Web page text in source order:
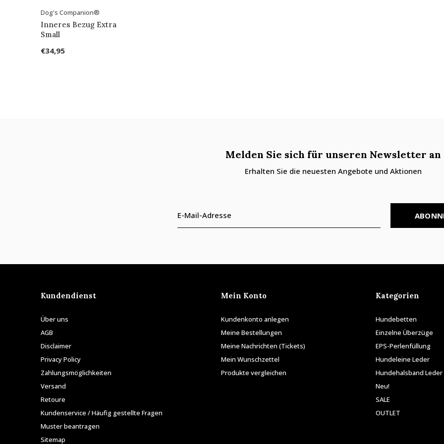
Dog's Companion®
Inneres Bezug Extra
Small
€34,95
Melden Sie sich für unseren Newsletter an
Erhalten Sie die neuesten Angebote und Aktionen
Kundendienst
Über uns
AGB
Disclaimer
Privacy Policy
Zahlungsmöglichkeiten
Versand
Retoure
Kundenservice / Häufig gestellte Fragen
Muster beantragen
Sitemap
Mein Konto
Kundenkonto anlegen
Meine Bestellungen
Meine Nachrichten (Tickets)
Mein Wunschzettel
Produkte vergleichen
Kategorien
Hundebetten
Einzelne Überzüge
EPS-Perlenfüllung
Hundeleine Leder
Hundehalsband Leder
Neu!
SALE
OUTLET